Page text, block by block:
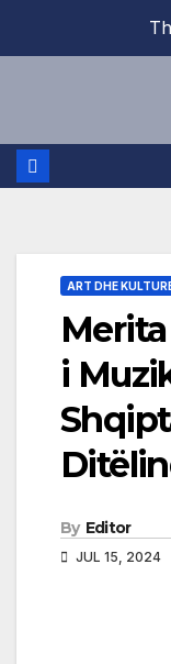
ART DHE
i
By Editor
JUL 15, 2024